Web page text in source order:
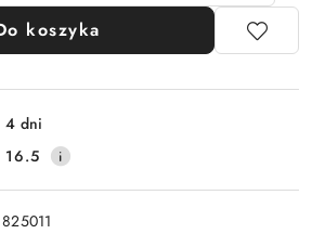
koszyka
4 dni
16.5
825011